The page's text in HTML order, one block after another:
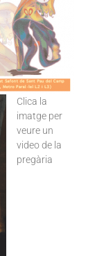
Clica la
imatge per
veure un
video de la
pregària